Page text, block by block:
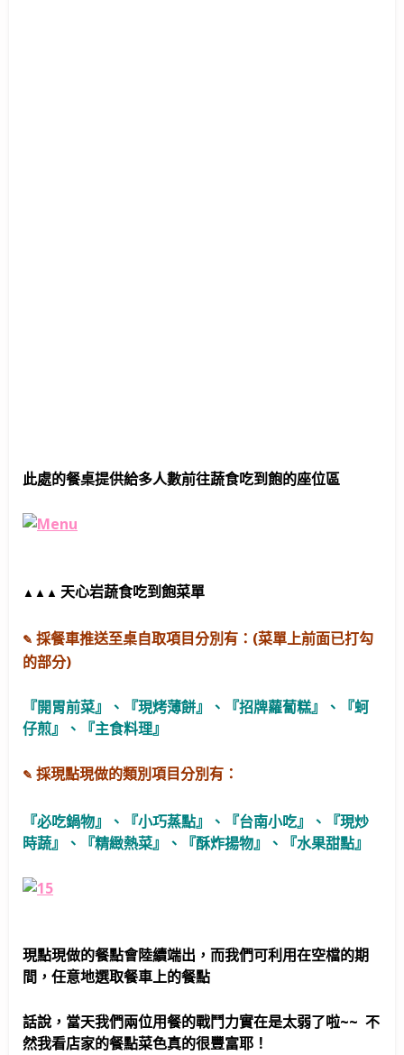
此處的餐桌提供給多人數前往蔬食吃到飽的座位區
▲ ▲ ▲ 天心岩蔬食吃到飽菜單
✎ 採餐車推送至桌自取項目分別有：(菜單上前面已打勾
的部分)
『開胃前菜』、『現烤薄餅』、『招牌蘿蔔糕』、『蚵
仔煎』、『主食料理』
✎ 採現點現做的類別項目分別有：
『必吃鍋物』、『小巧蒸點』、『台南小吃』、『現炒
時蔬』、『精緻熱菜』、『酥炸揚物』、『水果甜點』
現點現做的餐點會陸續端出，而我們可利用在空檔的期
間，任意地選取餐車上的餐點
話說，當天我們兩位用餐的戰鬥力實在是太弱了啦~~ 不
然我看店家的餐點菜色真的很豐富耶！